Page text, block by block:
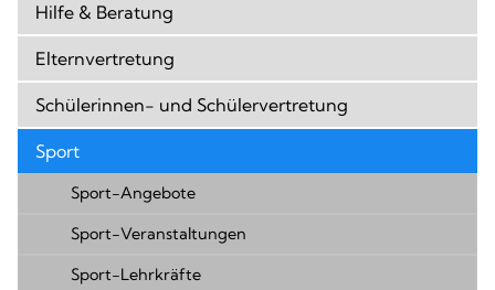
Hilfe & Beratung
Elternvertretung
Schülerinnen- und Schülervertretung
Sport
Sport-Angebote
Sport-Veranstaltungen
Sport-Lehrkräfte